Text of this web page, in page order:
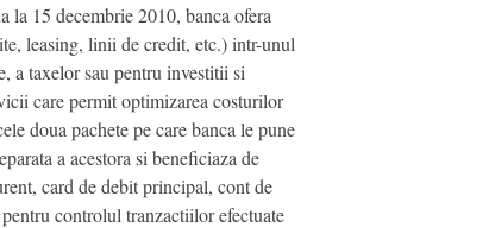
15 decembrie 2010, banca ofera
leasing, linii de credit, etc.) intr-unul
a taxelor sau pentru investitii si
care permit optimizarea costurilor
doua pachete pe care banca le pune
a acestora si beneficiaza de
card de debit principal, cont de
controlul tranzactiilor efectuate